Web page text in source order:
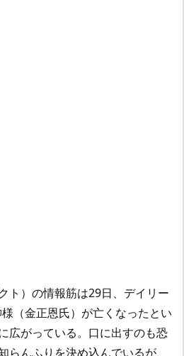
ト）の情報筋は29日、デイリー
（金正恩氏）が亡くなったとい
広がっている。口に出すのも恐
らんふりを決め込んでいるが、